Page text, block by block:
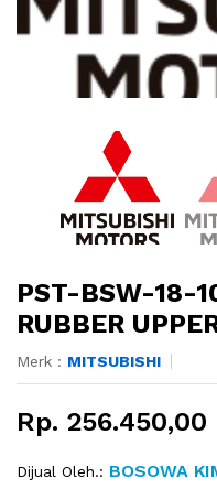
PST-BSW-18-
RUBBER
Merk : MITSUBISHI
Rp. 256.450,00
Dijual Oleh.: BOSOWA